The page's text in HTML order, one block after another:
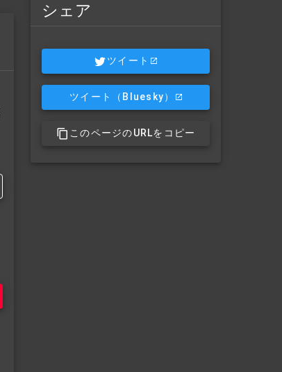
シェア
ツイート
ツイート （Bluesky）
このページのURLをコピー